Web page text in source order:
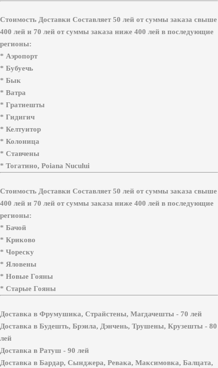
Стоимость Доставки Составляет 50 лей от суммы заказа свыше
400 лей и 70 лей от суммы заказа ниже 400 лей в последующие
регионы:
* Аэропорт
* Бубуечь
* Бык
* Ватра
* Гратиешты
* Гидигич
* Келтуитор
* Колоница
* Ставчены
* Тогатино, Poiana Nucului
Стоимость Доставки Составляет 50 лей от суммы заказа свыше
400 лей и 70 лей от суммы заказа ниже 400 лей в последующие
регионы:
* Бачой
* Криково
* Чореску
* Яловены
* Новые Гояны
* Старые Гояны
Доставка в Фрумушика, Страйстены, Магдачешты - 70 лей
Доставка в Будешть, Брэила, Дэнчень, Трушены, Крузешты - 80
лей
Доставка в Ратуш - 90 лей
Доставка в Бардар, Сынджера, Ревака, Максимовка, Балцата,